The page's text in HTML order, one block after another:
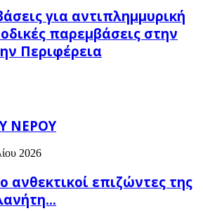
για αντιπλημμυρική
παρεμβάσεις στην
Περιφέρεια
ΝΕΡΟΥ
2026
ανθεκτικοί επιζώντες της